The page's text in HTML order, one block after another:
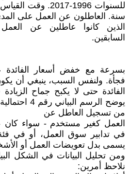
للسنوات 1996-2017.
سنة. العاطلون عن العمل على
الذين كانوا عاطلين عن
السابقين.
بسرعة مع خفض أسعار الفائدة
فجأة. ولنفس السبب، ينبغي أن
الفائدة حتى لا يكبح جماح
يوضح الرسم
من تسجيل العاطل عن
العمل كغير مستخدم - سواء كان
في تدابير سوق العمل، أو في
يسمى بدل تعويضات العمل أو
نلاحظ أمرين: